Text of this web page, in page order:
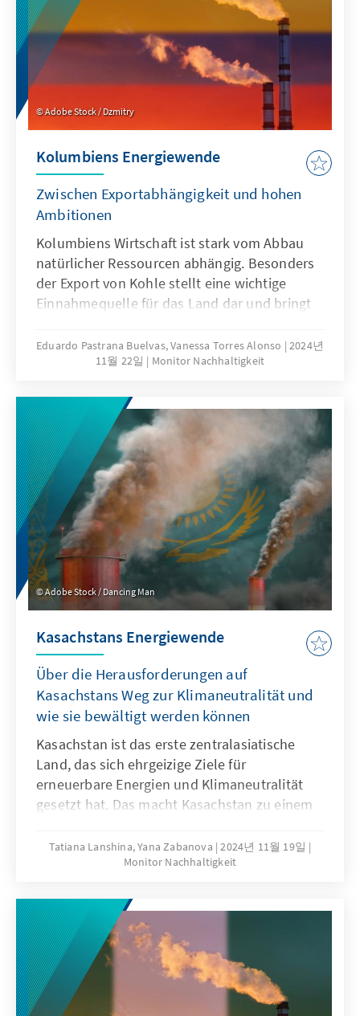
wird entscheidend sein, auf allen Ebenen ein
tiefgreifenderes Klimabewusstsein zu
schaffen.
Adobe Stock / Dzmitry
Kolumbiens Energiewende
Zwischen Exportabhängigkeit und hohen
Ambitionen
Kolumbiens Wirtschaft ist stark vom Abbau
natürlicher Ressourcen abhängig. Besonders
der Export von Kohle stellt eine wichtige
Einnahmequelle für das Land dar und bringt
enorme Herausforderungen mit sich. Die
Umsetzung einer abrupten und
Brennstoffen birgt nicht zu unterschätzende
Risiken für die kolumbianische Wirtschaft und
Gesellschaft. Daher ist es entscheidend, den
Übergang mit
Reindustrialisierungsmaßnahmen und einer
Diversifizierung der Exporte zu unterstützen,
um die notwendige Stabilität zu
gewährleisten.
Eduardo Pastrana Buelvas, Vanessa Torres Alonso
2024년
11월 22일
Monitor Nachhaltigkeit
Adobe Stock / Dancing Man
Kasachstans Energiewende
Über die Herausforderungen auf
Kasachstans Weg zur Klimaneutralität und
wie sie bewältigt werden können
Kasachstan ist das erste zentralasiatische
Land, das sich ehrgeizige Ziele für
erneuerbare Energien und Klimaneutralität
gesetzt hat. Das macht Kasachstan zu einem
jedoch sieht sich das Land erheblichen
Herausforderungen ausgesetzt. Trotz
Sektorreformen, einer effektiven CO2-
Bepreisung und der richtigen Balance
zwischen wirtschaftlichem Wachstum und
umweltbewusster Verantwortung, um
langfristig eine nachhaltige und
kohlenstoffarme Zukunft zu erreichen.
Tatiana Lanshina, Yana Zabanova 2024년 11월 19일
Monitor Nachhaltigkeit